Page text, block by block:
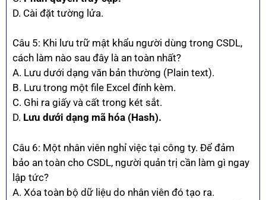
D. Cài đặt tường lửa.
Câu 5: Khi lưu trữ mật khẩu người dùng trong CSDL,
cách làm nào sau đây là an toàn nhất?
A. Lưu dưới dạng văn bản thường (Plain text).
B. Lưu trong một file Excel đính kèm.
C. Ghi ra giấy và cất trong két sắt.
D. Lưu dưới dạng mã hóa (Hash).
Câu 6: Một nhân viên nghỉ việc tại công ty. Để đảm
bảo an toàn cho CSDL, người quản trị cần làm gì ngay
lập tức?
A. Xóa toàn bộ dữ liệu do nhân viên đó tạo ra.